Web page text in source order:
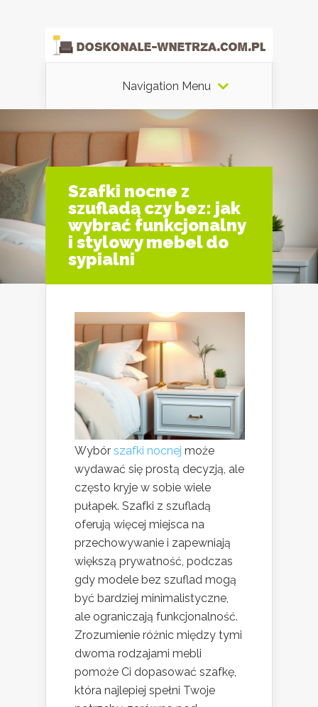
Navigation Menu
Szafki nocne z
szufladą czy bez: jak
wybrać funkcjonalny
i stylowy mebel do
sypialni
Wybór szafki nocnej może
wydawać się prostą decyzją, ale
często kryje w sobie wiele
pułapek. Szafki z szufladą
oferują więcej miejsca na
przechowywanie i zapewniają
większą prywatność, podczas
gdy modele bez szuflad mogą
być bardziej minimalistyczne,
ale ograniczają funkcjonalność.
Zrozumienie różnic między tymi
dwoma rodzajami mebli
pomoże Ci dopasować szafkę,
która najlepiej spełni Twoje